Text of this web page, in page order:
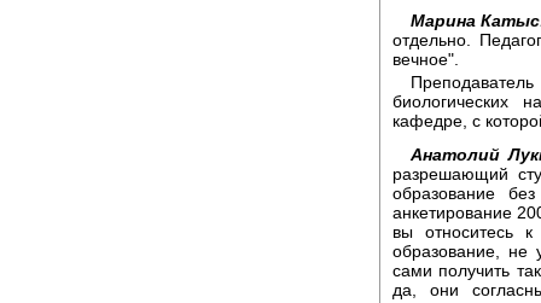
Марина
отдельно.
вечное".
биологических
кафедре, с
Анатолий
разрешающий
образование
анкетирование
вы относитесь
образование, не
сами получить
да, они